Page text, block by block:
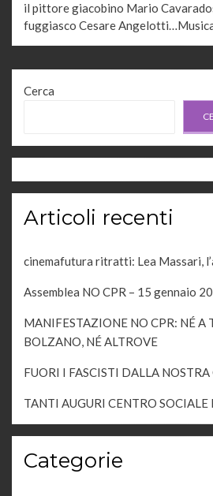
il pittore giacobino Mario
fuggiasco Cesare
Cerca
Articoli recenti
cinemafutura ritratti: Lea Massari,
Assemblea NO CPR – 15 gennaio
MANIFESTAZIONE NO CPR: NÉ A
BOLZANO, NÉ ALTROVE
FUORI I FASCISTI DALLA
TANTI AUGURI CENTRO SOCIALE
Categorie